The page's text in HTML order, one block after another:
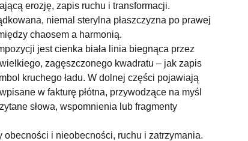
erozję, zapis ruchu i transformacji.
niemal sterylna płaszczyzna po prawej
chaosem a harmonią.
jest cienka biała linia biegnąca przez
zagęszczonego kwadratu – jak zapis
kruchego ładu. W dolnej części pojawiają
w fakturę płótna, przywodzące na myśl
słowa, wspomnienia lub fragmenty
obecności i nieobecności, ruchu i zatrzymania.